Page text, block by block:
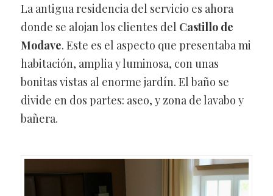
La antigua residencia del servicio es ahora
donde se alojan los clientes del Castillo de
Modave. Este es el aspecto que presentaba mi
habitación, amplia y luminosa, con unas
bonitas vistas al enorme jardín. El baño se
divide en dos partes: aseo, y zona de lavabo y
bañera.